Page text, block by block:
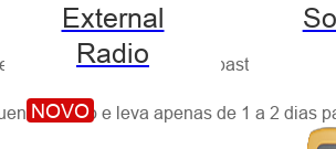
External
Radio
NOVO
cadastral é uma tarefa bastante
veículo e leva apenas de 1 a 2 dias